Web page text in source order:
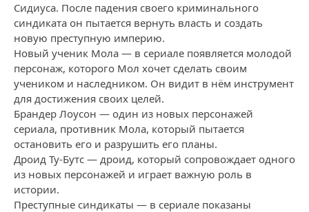
Сидиуса. После падения своего криминального
синдиката он пытается вернуть власть и создать
новую преступную империю.
Новый ученик Мола — в сериале появляется молодой
персонаж, которого Мол хочет сделать своим
учеником и наследником. Он видит в нём инструмент
для достижения своих целей.
Брандер Лоусон — один из новых персонажей
сериала, противник Мола, который пытается
остановить его и разрушить его планы.
Дроид Ту-Бутс — дроид, который сопровождает одного
из новых персонажей и играет важную роль в
истории.
Преступные синдикаты — в сериале показаны